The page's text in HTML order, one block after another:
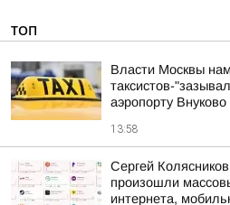
ТОП
Власти Москвы
таксистов-
аэропорту Внуково
13:58
Сергей
произошли
интернета,